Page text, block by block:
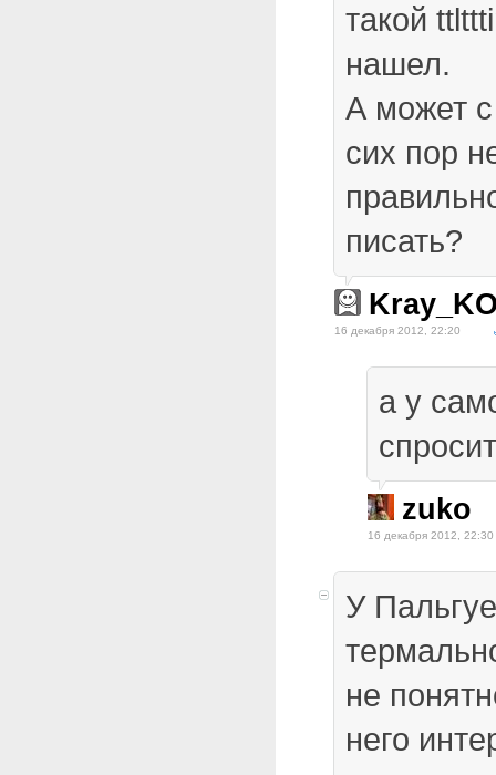
такой
нашел.
А может
сих пор
писать?
16 декабря 2012, 22:20
а у
zuko
16 декабря 2012, 22:30
У
не
него